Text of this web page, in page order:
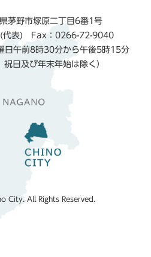
茅野市塚原二丁目6番1号
代表) Fax：0266-72-9040
日午前8時30分から午後5時15分
祝日及び年末年始は除く）
City. All Rights Reserved.